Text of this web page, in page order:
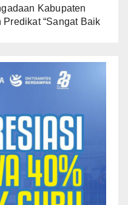
Kabupaten
“Sangat Baik